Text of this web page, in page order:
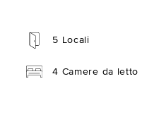
5 Locali
4 Camere da letto